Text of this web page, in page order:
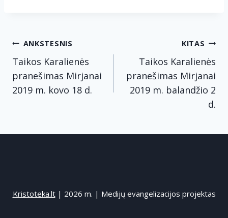
Navigacija
tarp
įrašų
ANKSTESNIS
Taikos Karalienės
pranešimas Mirjanai
2019 m. kovo 18 d.
KITAS
Taikos Karalienės
pranešimas Mirjanai
2019 m. balandžio 2
d.
Kristoteka.lt| 2026 m. | Medijų evangelizacijos projektas